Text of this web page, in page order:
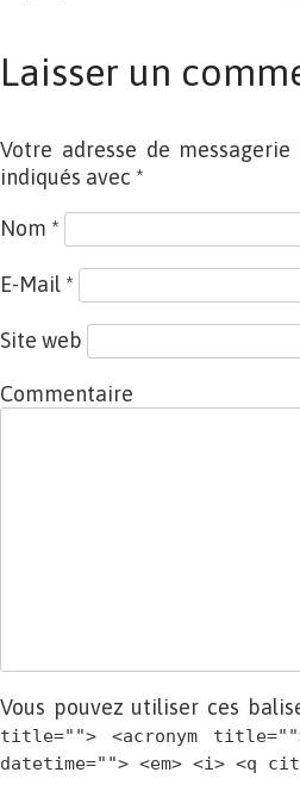
Laisser un
Votre adresse de
indiqués avec *
Nom *
E-Mail *
Site web
Commentaire
Vous pouvez utiliser ces
title=""> <acronym
datetime=""> <em> <i> <q